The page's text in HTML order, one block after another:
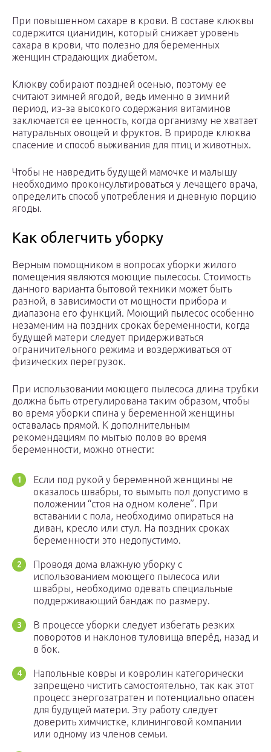
При повышенном сахаре в крови. В составе клюквы
содержится цианидин, который снижает уровень
сахара в крови, что полезно для беременных
женщин страдающих диабетом.
Клюкву собирают поздней осенью, поэтому ее
считают зимней ягодой, ведь именно в зимний
период, из-за высокого содержания витаминов
заключается ее ценность, когда организму не хватает
натуральных овощей и фруктов. В природе клюква
спасение и способ выживания для птиц и животных.
Чтобы не навредить будущей мамочке и малышу
необходимо проконсультироваться у лечащего врача,
определить способ употребления и дневную порцию
ягоды.
Как облегчить уборку
Верным помощником в вопросах уборки жилого
помещения являются моющие пылесосы. Стоимость
данного варианта бытовой техники может быть
разной, в зависимости от мощности прибора и
диапазона его функций. Моющий пылесос особенно
незаменим на поздних сроках беременности, когда
будущей матери следует придерживаться
ограничительного режима и воздерживаться от
физических перегрузок.
При использовании моющего пылесоса длина трубки
должна быть отрегулирована таким образом, чтобы
во время уборки спина у беременной женщины
оставалась прямой. К дополнительным
рекомендациям по мытью полов во время
беременности, можно отнести:
Если под рукой у беременной женщины не
оказалось швабры, то вымыть пол допустимо в
положении “стоя на одном колене”. При
вставании с пола, необходимо опираться на
диван, кресло или стул. На поздних сроках
беременности это недопустимо.
Проводя дома влажную уборку с
использованием моющего пылесоса или
швабры, необходимо одевать специальные
поддерживающий бандаж по размеру.
В процессе уборки следует избегать резких
поворотов и наклонов туловища вперёд, назад и
в бок.
Напольные ковры и ковролин категорически
запрещено чистить самостоятельно, так как этот
процесс энергозатратен и потенциально опасен
для будущей матери. Эту работу следует
доверить химчистке, клининговой компании
или одному из членов семьи.